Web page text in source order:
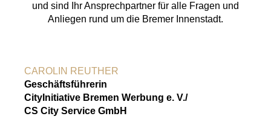
und sind Ihr Ansprechpartner für alle Fragen und
Anliegen rund um die Bremer Innenstadt.
CAROLIN REUTHER
Geschäftsführerin
CityInitiative Bremen Werbung e. V./
CS City Service GmbH